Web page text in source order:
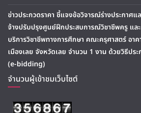
ข่าวประกวดราคา ชี้แจงข้อวิจารณ์ร่างประกาศแ
จ้างปรับปรุงศูนย์ฝึกประสบการณ์วิชาชีพครู แล
บริการวิชาชีพทางการศึกษา คณะครุศาสตร์ อาค
เมืองเลย จังหวัดเลย จำนวน 1 งาน ด้วยวิธีปร
(e-bidding)
จำนวนผู้เข้าชมเว็บไซต์